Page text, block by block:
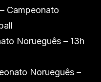
Campeonato
Norueguês – 13h
Norueguês –